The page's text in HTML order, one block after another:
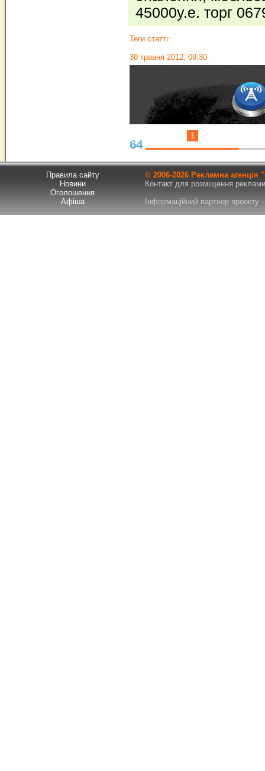
45000у.е. торг
Теги статті:
30 травня 2012, 09:30
64
1
Правила сайту
Новини
Оголошення
Афіша
© 2006-2026 Рекламна
Контакт для розміщення
Інформаційний партнер проекту